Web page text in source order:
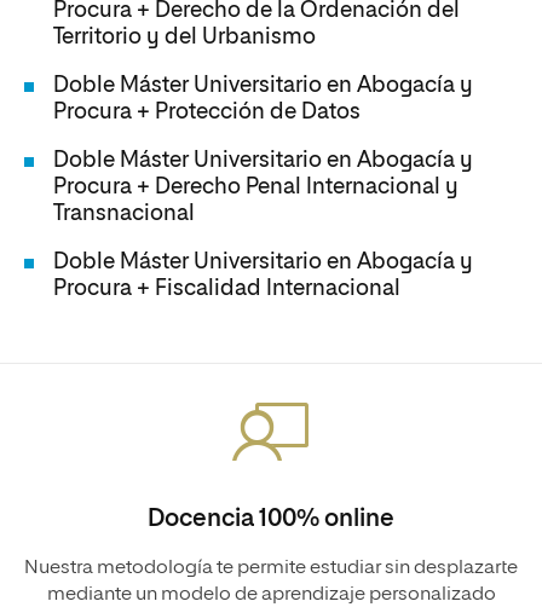
Procura + Derecho de la Ordenación del
Territorio y del Urbanismo
Doble Máster Universitario en Abogacía y
Procura + Protección de Datos
Doble Máster Universitario en Abogacía y
Procura + Derecho Penal Internacional y
Transnacional
Doble Máster Universitario en Abogacía y
Procura + Fiscalidad Internacional
Docencia 100% online
Nuestra metodología te permite estudiar sin desplazarte
mediante un modelo de aprendizaje personalizado